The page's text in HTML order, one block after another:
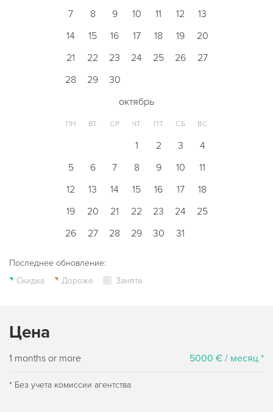
7 8 9 10 11 12
13
14
15 16 17 18 19
20
21
22 23 24 25 26
27
28
29
30
октябрь
ПН ВТ СР ЧТ ПТ СБ ВС
1 2 3
4
5
6 7 8 9 10
11
12
13 14 15 16 17
18
19
20 21 22 23 24
25
26
27 28 29 30 31
Последнее обновление:
Скидка
Дороже Занята
Цена
1 months or more 5000 € / месяц *
* Без учета комиссии агентства